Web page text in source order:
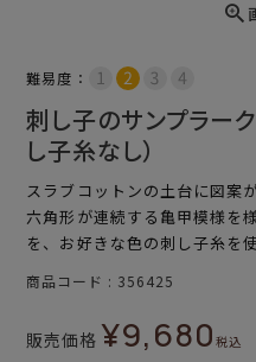
難易度：
刺し子のサンプラー
し子糸なし）
スラブコットンの土台に図案
六角形が連続する亀甲模様を
を、お好きな色の刺し子糸を
商品コード 356425
販売価格 ¥9,680税込